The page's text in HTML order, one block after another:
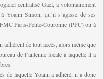
centralisé Gaël, a volontairement
Yoann Simon, qu’il s’agisse de ses
Paris-Petite-Couronne (PPC) ou à
de tout accès, alors même que
de l’antenne locale à laquelle il a
de laquelle Yoann a adhéré, n’a donc